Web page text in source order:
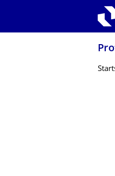
Zur Hauptnavigation springen